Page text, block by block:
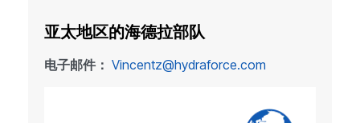
亚太地区的海德拉部队
电子邮件： Vincentz@hydraforce.com